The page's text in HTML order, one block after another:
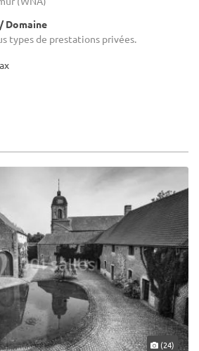
Domaine
types de prestations privées.
(24)